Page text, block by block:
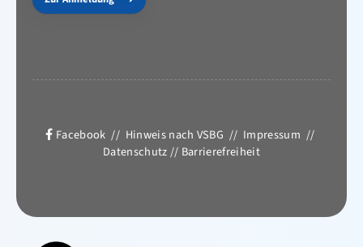
Facebook // Hinweis nach VSBG // Impressum //
Datenschutz// Barrierefreiheit